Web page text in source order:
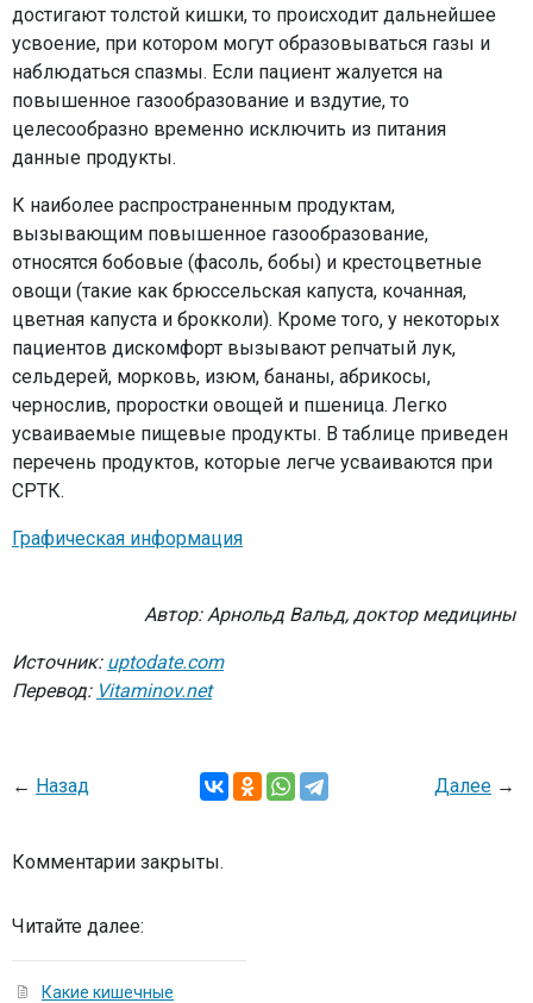
достигают толстой кишки, то происходит дальнейшее
усвоение, при котором могут образовываться газы и
наблюдаться спазмы. Если пациент жалуется на
повышенное газообразование и вздутие, то
целесообразно временно исключить из питания
данные продукты.
К наиболее распространенным продуктам,
вызывающим повышенное газообразование,
относятся бобовые (фасоль, бобы) и крестоцветные
овощи (такие как брюссельская капуста, кочанная,
цветная капуста и брокколи). Кроме того, у некоторых
пациентов дискомфорт вызывают репчатый лук,
сельдерей, морковь, изюм, бананы, абрикосы,
чернослив, проростки овощей и пшеница. Легко
усваиваемые пищевые продукты. В таблице приведен
перечень продуктов, которые легче усваиваются при
СРТК.
Графическая информация
Автор: Арнольд Вальд, доктор медицины
Источник: uptodate.com
Перевод: Vitaminov.net
← Назад Далее →
Комментарии закрыты.
Читайте далее:
Какие кишечные